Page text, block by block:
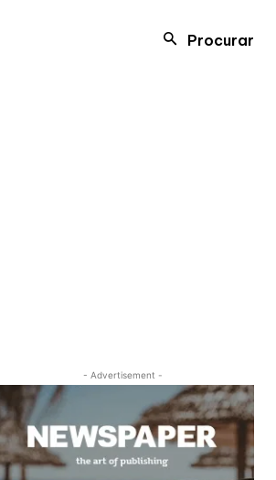
Procurar
- Advertisement -